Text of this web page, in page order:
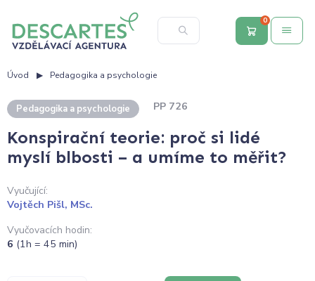
0
Úvod Pedagogika a psychologie
Pedagogika a psychologie PP 726
Konspirační teorie: proč si lidé
myslí blbosti – a umíme to měřit?
Vyučující:
Vojtěch Pišl, MSc.
Vyučovacích hodin:
6 (1h = 45 min)